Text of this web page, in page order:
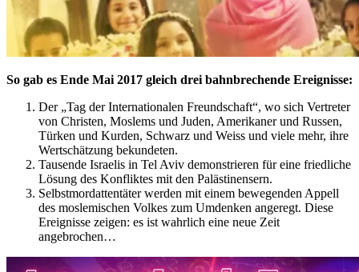
So gab es Ende Mai 2017 gleich drei bahnbrechende Ereignisse:
Der „Tag der Internationalen Freundschaft“, wo sich Vertreter
von Christen, Moslems und Juden, Amerikaner und Russen,
Türken und Kurden, Schwarz und Weiss und viele mehr, ihre
Wertschätzung bekundeten.
Tausende Israelis in Tel Aviv demonstrieren für eine friedliche
Lösung des Konfliktes mit den Palästinensern.
Selbstmordattentäter werden mit einem bewegenden Appell
des moslemischen Volkes zum Umdenken angeregt. Diese
Ereignisse zeigen: es ist wahrlich eine neue Zeit
angebrochen…